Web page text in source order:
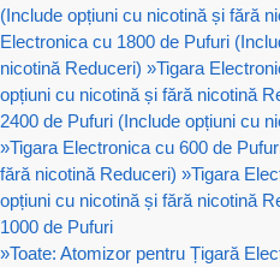
(Include opțiuni cu nicotină și fără
Electronica cu 1800 de Pufuri
nicotină Reduceri) »Tigara
opțiuni cu nicotină și fără nicotină
2400 de Pufuri (Include opțiuni cu
»Tigara Electronica cu 600 de
fără nicotină Reduceri) »Tigara
opțiuni cu nicotină și fără nicotină
1000 de Pufuri
»Toate: Atomizor pentru Țigară